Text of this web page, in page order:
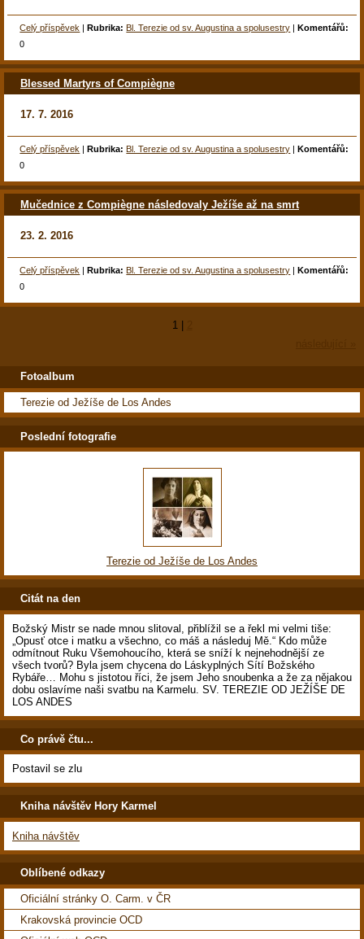
Celý příspěvek |Rubrika: Bl. Terezie od sv. Augustina a spolusestry |Komentářů:
0
Blessed Martyrs of Compiègne
17. 7. 2016
Celý příspěvek |Rubrika: Bl. Terezie od sv. Augustina a spolusestry |Komentářů:
0
Mučednice z Compiègne následovaly Ježíše až na smrt
23. 2. 2016
Celý příspěvek |Rubrika: Bl. Terezie od sv. Augustina a spolusestry |Komentářů:
0
1
Fotoalbum
Terezie od Ježíše de Los Andes
Poslední fotografie
Terezie od Ježíše de Los Andes
Citát na den
Božský Mistr se nade mnou slitoval, přiblížil se a řekl mi velmi tiše:
„Opusť otce i matku a všechno, co máš a následuj Mě.“ Kdo může
odmítnout Ruku Všemohoucího, která se sníží k nejnehodnější ze
všech tvorů? Byla jsem chycena do Láskyplných Sítí Božského
Rybáře… Mohu s jistotou říci, že jsem Jeho snoubenka a že za nějakou
dobu oslavíme naši svatbu na Karmelu. SV. TEREZIE OD JEŽÍŠE DE
LOS ANDES
Co právě čtu...
Postavil se zlu
Kniha návštěv Hory Karmel
Kniha návštěv
Oblíbené odkazy
Oficiální stránky O. Carm. v ČR
Krakovská provincie OCD